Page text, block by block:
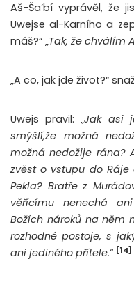
Aš-Ša’bí vyprávěl, že
Uwejse al-Karního a
máš?“ „Tak, že chválím
„A co, jak jde život?“
Uwejs pravil: „Jak asi
smýšlí,že možná
možná nedožije rána?
zvěst o vstupu do
Pekla? Bratře z
věřícímu nenechá
Božích nároků na něm
rozhodné postoje, s
ani jediného přítele.“ [14]